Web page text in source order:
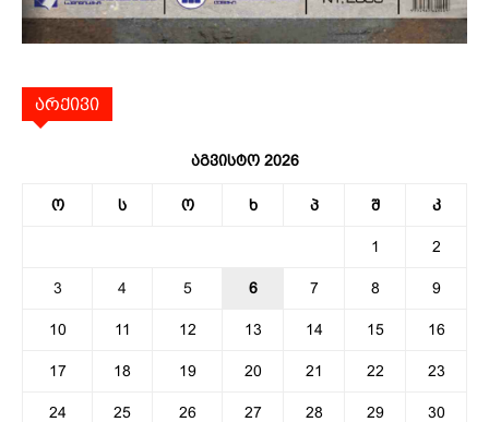
არქივი
აგვისტო 2026
ო ს ო ხ პ შ კ
1 2
3 4 5 6 7 8 9
10 11 12 13 14 15 16
17 18 19 20 21 22 23
24 25 26 27 28 29 30